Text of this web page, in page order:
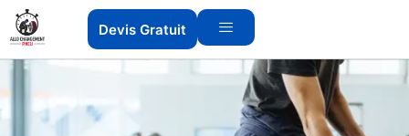
Devis Gratuit